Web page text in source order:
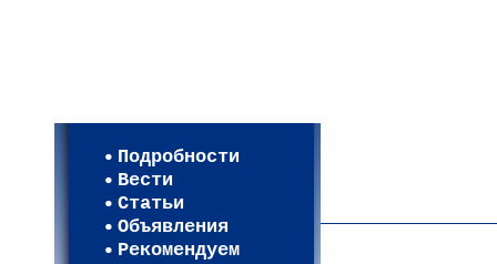
Подробности
Вести
Статьи
Объявления
Рекомендуем